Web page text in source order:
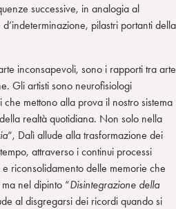
successive, in analogia al
pilastri portanti della
inconsapevoli, sono i rapporti tra arte
Gli artisti sono neurofisiologi
mettono alla prova il nostro sistema
realtà quotidiana. Non solo nella
“, Dalì allude alla trasformazione dei
attraverso i continui processi
riconsolidamento delle memorie che
nel dipinto “Disintegrazione della
al disgregarsi dei ricordi quando si